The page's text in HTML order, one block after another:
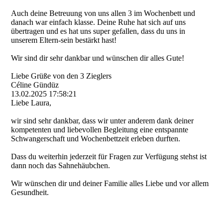
Auch deine Betreuung von uns allen 3 im Wochenbett und
danach war einfach klasse. Deine Ruhe hat sich auf uns
übertragen und es hat uns super gefallen, dass du uns in
unserem Eltern-sein bestärkt hast!
Wir sind dir sehr dankbar und wünschen dir alles Gute!
Liebe Grüße von den 3 Zieglers
Céline Gündüz
13.02.2025 17:58:21
Liebe Laura,
wir sind sehr dankbar, dass wir unter anderem dank deiner
kompetenten und liebevollen Begleitung eine entspannte
Schwangerschaft und Wochenbettzeit erleben durften.
Dass du weiterhin jederzeit für Fragen zur Verfügung stehst ist
dann noch das Sahnehäubchen.
Wir wünschen dir und deiner Familie alles Liebe und vor allem
Gesundheit.